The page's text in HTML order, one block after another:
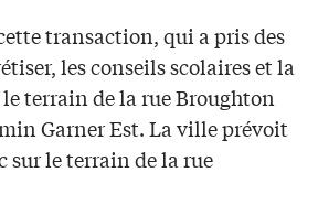
transaction, qui a pris des
les conseils scolaires et la
terrain de la rue Broughton
Garner Est. La ville prévoit
sur le terrain de la rue